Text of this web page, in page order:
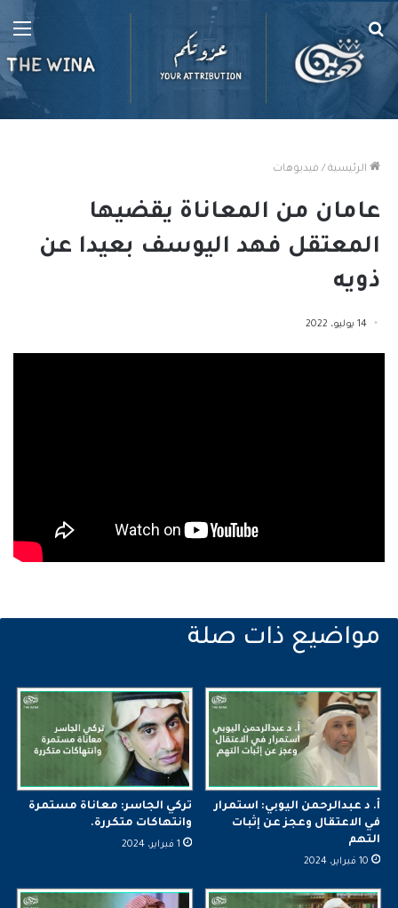
بحث
عن
الرئيسية / فيديوهات
عامان من المعاناة يقضيها
المعتقل فهد اليوسف بعيدا عن
ذويه
14 يوليو، 2022
أ. د عبدالرحمن اليوبي: استمرار
في الاعتقال وعجز عن إثبات
التهم
10 فبراير، 2024
تركي الجاسر: معاناة مستمرة
وانتهاكات متكررة.
1 فبراير، 2024